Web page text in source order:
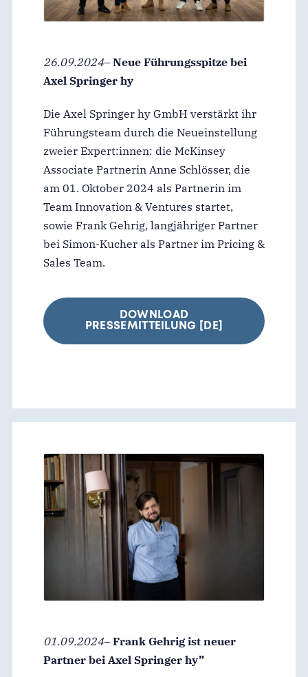
26.09.2024– Neue Führungsspitze bei
Axel Springer hy
Die Axel Springer hy GmbH verstärkt ihr
Führungsteam durch die Neueinstellung
zweier Expert:innen: die McKinsey
Associate Partnerin Anne Schlösser, die
am 01. Oktober 2024 als Partnerin im
Team Innovation & Ventures startet,
sowie Frank Gehrig, langjähriger Partner
bei Simon-Kucher als Partner im Pricing &
Sales Team.
DOWNLOAD
PRESSEMITTEILUNG [DE]
01.09.2024– Frank Gehrig ist neuer
Partner bei Axel Springer hy”